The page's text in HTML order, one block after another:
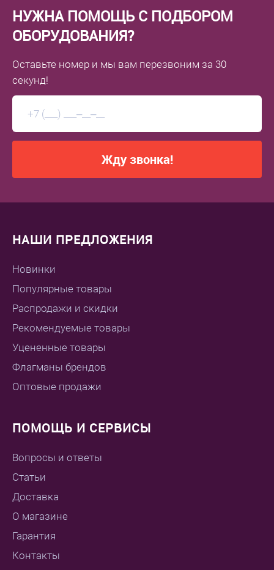
НУЖНА ПОМОЩЬ С ПОДБОРОМ
ОБОРУДОВАНИЯ?
Оставьте номер и мы вам перезвоним за 30
секунд!
Жду звонка!
НАШИ ПРЕДЛОЖЕНИЯ
Новинки
Популярные товары
Распродажи и скидки
Рекомендуемые товары
Уцененные товары
Флагманы брендов
Оптовые продажи
ПОМОЩЬ И СЕРВИСЫ
Вопросы и ответы
Статьи
Доставка
О магазине
Гарантия
Контакты